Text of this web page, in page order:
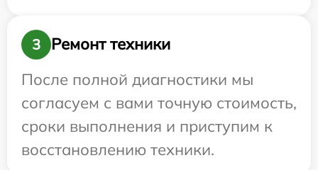
3
Ремонт техники
После полной диагностики мы
согласуем с вами точную стоимость,
сроки выполнения и приступим к
восстановлению техники.